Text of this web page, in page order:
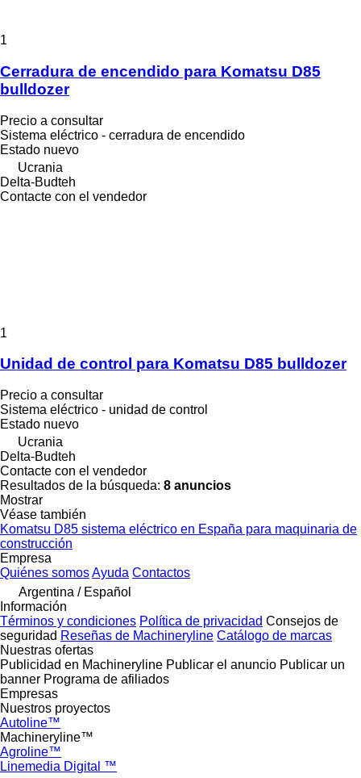
1
Cerradura de encendido para Komatsu D85
bulldozer
Precio a consultar
Sistema eléctrico - cerradura de encendido
Estado nuevo
Ucrania
Delta-Budteh
Contacte con el vendedor
1
Unidad de control para Komatsu D85 bulldozer
Precio a consultar
Sistema eléctrico - unidad de control
Estado nuevo
Ucrania
Delta-Budteh
Contacte con el vendedor
Resultados de la búsqueda: 8 anuncios
Mostrar
Véase también
Komatsu D85 sistema eléctrico en España para maquinaria de
construcción
Empresa
Quiénes somosAyuda Contactos
Argentina / Español
Información
Términos y condiciones Política de privacidad Consejos de
seguridad Reseñas de Machineryline Catálogo de marcas
Nuestras ofertas
Publicidad en Machineryline Publicar el anuncio Publicar un
banner Programa de afiliados
Empresas
Nuestros proyectos
Autoline™
Machineryline™
Agroline™
Linemedia Digital ™